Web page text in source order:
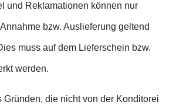
und Reklamationen können nur
bzw. Auslieferung geltend
muss auf dem Lieferschein bzw.
werden.
Gründen, die nicht von der Konditorei